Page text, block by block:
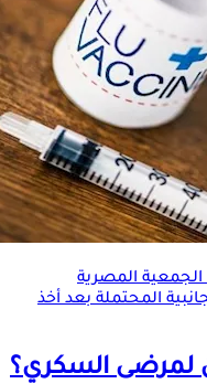
المصرية
المحتملة بعد أخذ
لمرضى السكري؟